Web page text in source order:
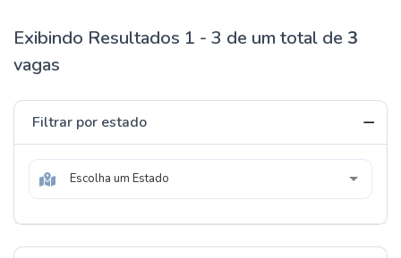
Exibindo Resultados 1 - 3 de um total de 3
vagas
Filtrar por estado
Escolha um Estado